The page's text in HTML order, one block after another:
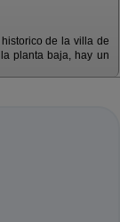
de la villa de
planta baja, hay un